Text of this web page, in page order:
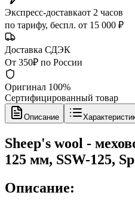
Экспресс-доставкаот 2 часов
по тарифу, беспл. от 15 000 ₽
Доставка СДЭК
От 350₽ по России
Оригинал 100%
Сертифицированный товар
Описание
Sheep's wool -
125 мм, SSW-125,
Описание: